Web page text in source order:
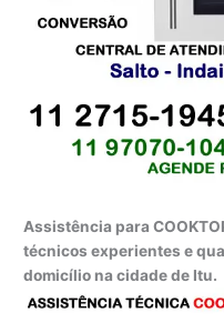
Assistência para
técnicos experientes e
domicílio na cidade de Itu.